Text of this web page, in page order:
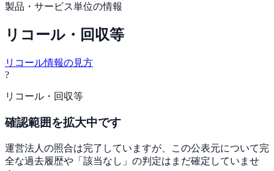
製品・サービス単位の情報
リコール・回収等
リコール情報の見方
?
リコール・回収等
確認範囲を拡大中です
運営法人の照合は完了していますが、この公表元について完
全な過去履歴や「該当なし」の判定はまだ確定していませ